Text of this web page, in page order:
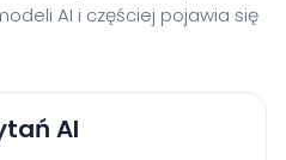
AI i częściej pojawia się
AI